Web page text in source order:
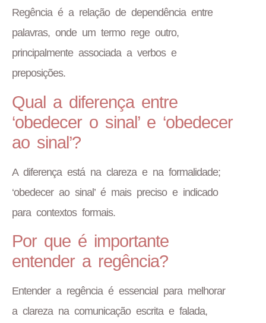
Regência é a relação de dependência entre
palavras, onde um termo rege outro,
principalmente associada a verbos e
preposições.
Qual a diferença entre
‘obedecer o sinal’ e ‘obedecer
ao sinal’?
A diferença está na clareza e na formalidade;
‘obedecer ao sinal’ é mais preciso e indicado
para contextos formais.
Por que é importante
entender a regência?
Entender a regência é essencial para melhorar
a clareza na comunicação escrita e falada,